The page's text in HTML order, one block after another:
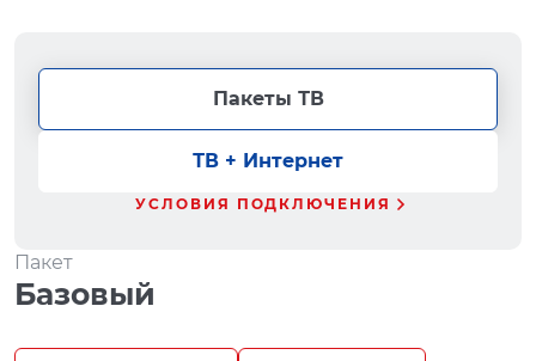
Пакеты ТВ
ТВ + Интернет
УСЛОВИЯ ПОДКЛЮЧЕНИЯ
Пакет
Базовый